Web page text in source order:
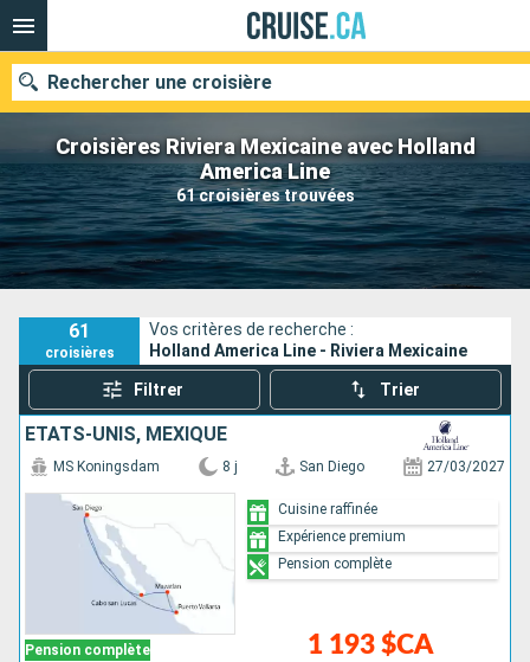
Croisières Riviera Mexicaine avec Holland
America Line
61 croisières trouvées
Rechercher une croisière
Nos destinations
Mois de départ
Ports Compagnies
Rechercher
61
croisières
Vos critères de recherche :
Holland America Line - Riviera Mexicaine
Filtrer Trier
ÉTATS-UNIS, MEXIQUE
Pension complète
MS Koningsdam 8 j San Diego 27/03/2027
1 193 $CA
Cuisine raffinée
Expérience premium
Pension complète